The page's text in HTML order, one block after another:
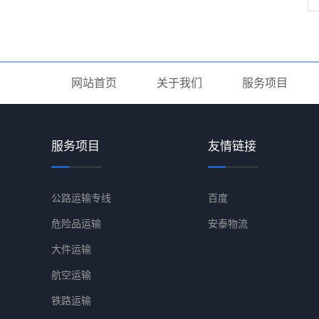
网站首页 关于我们 服务项目
服务项目
公路运输专线
危险品运输
大件运输
航空运输
铁路运输
友情链接
百度
安泰物流